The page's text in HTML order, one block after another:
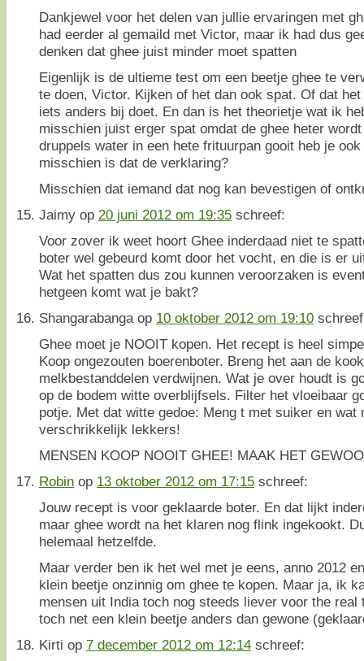
Dankjewel voor het delen van jullie ervaringen met
had eerder al gemaild met Victor, maar ik had dus
denken dat ghee juist minder moet spatten
Eigenlijk is de ultieme test om een beetje ghee te
te doen, Victor. Kijken of het dan ook spat. Of dat
iets anders bij doet. En dan is het theorietje wat ik
misschien juist erger spat omdat de ghee heter
druppels water in een hete frituurpan gooit heb je
misschien is dat de verklaring?
Misschien dat iemand dat nog kan bevestigen of
Jaimy op 20 juni 2012 om 19:35 schreef:
Voor zover ik weet hoort Ghee inderdaad niet te
boter wel gebeurd komt door het vocht, en die is er
Wat het spatten dus zou kunnen veroorzaken is
hetgeen komt wat je bakt?
Shangarabanga op 10 oktober 2012 om 19:10
Ghee moet je NOOIT kopen. Het recept is heel
Koop ongezouten boerenboter. Breng het aan de
melkbestanddelen verdwijnen. Wat je over houdt is
op de bodem witte overblijfsels. Filter het vloeibaar
potje. Met dat witte gedoe: Meng t met suiker en
verschrikkelijk lekkers!
MENSEN KOOP NOOIT GHEE! MAAK HET
Robin op 13 oktober 2012 om 17:15 schreef:
Jouw recept is voor geklaarde boter. En dat lijkt
maar ghee wordt na het klaren nog flink ingekookt.
helemaal hetzelfde.
Maar verder ben ik het wel met je eens, anno 2012
klein beetje onzinnig om ghee te kopen. Maar ja, ik
mensen uit India toch nog steeds liever voor the real
toch net een klein beetje anders dan gewone
Kirti op 7 december 2012 om 12:14 schreef: